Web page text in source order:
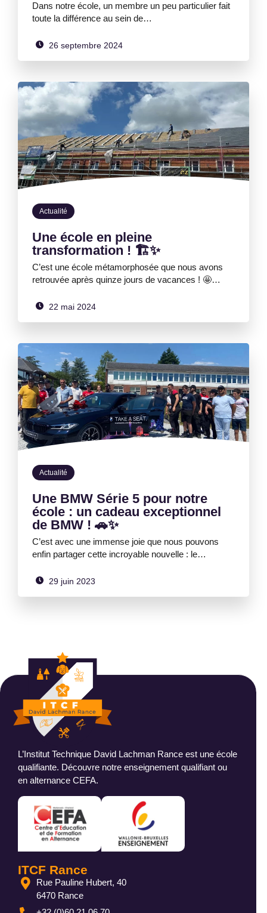
Dans notre école, un membre un peu particulier fait
toute la différence au sein de…
26 septembre 2024
Actualité
Une école en pleine
transformation ! 🏗️✨
C’est une école métamorphosée que nous avons
retrouvée après quinze jours de vacances ! 🤩…
22 mai 2024
Actualité
Une BMW Série 5 pour notre
école : un cadeau exceptionnel
de BMW ! 🚗✨
C’est avec une immense joie que nous pouvons
enfin partager cette incroyable nouvelle : le…
29 juin 2023
L’Institut Technique David Lachman Rance est une école
qualifiante. Découvre notre enseignement qualifiant ou
en alternance CEFA.
ITCF Rance
Rue Pauline Hubert, 40
6470 Rance